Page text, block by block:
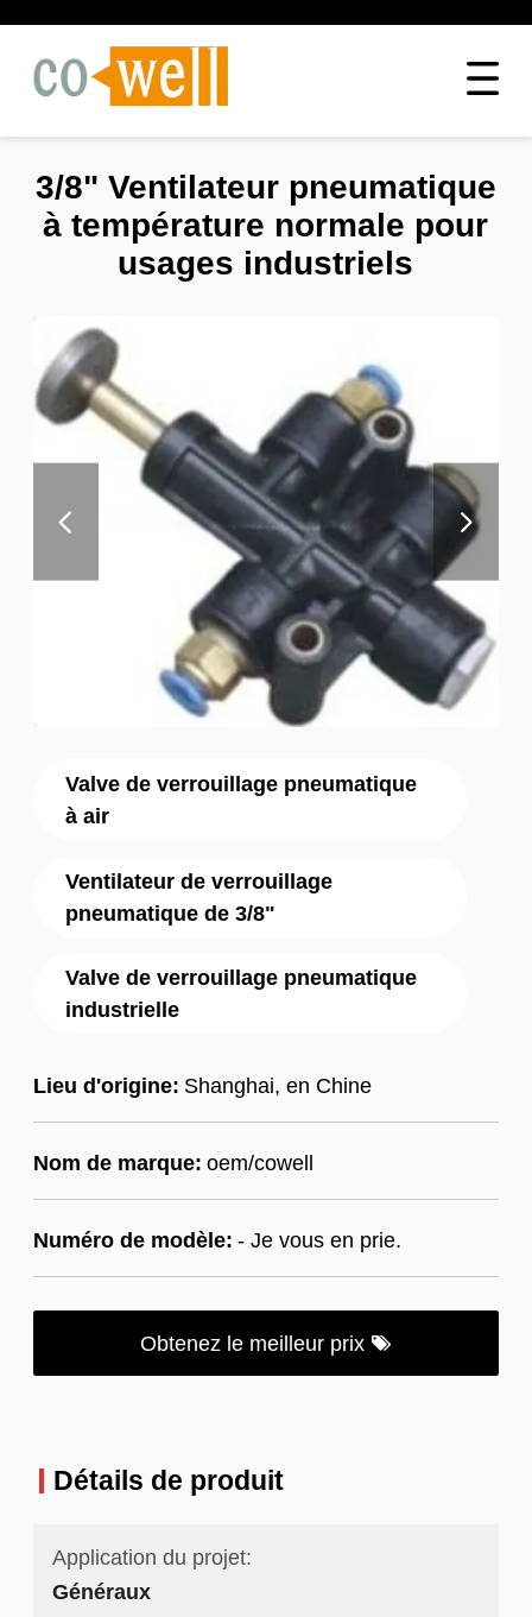
Valve de verrouillage pneumatique
à air
Ventilateur de verrouillage
pneumatique de 3/8"
Valve de verrouillage pneumatique
industrielle
Lieu d'origine: Shanghai, en Chine
Nom de marque: oem/cowell
Numéro de modèle: - Je vous en prie.
Obtenez le meilleur prix
3/8" Ventilateur pneumatique
à température normale pour
usages industriels
Détails de produit
Application du projet:
Généraux